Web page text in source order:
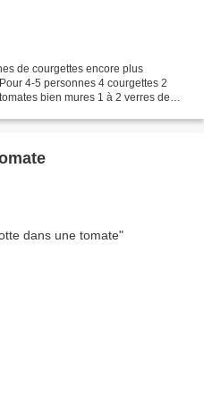
de courgettes encore plus
4-5 personnes 4 courgettes 2
bien mures 1 à 2 verres de